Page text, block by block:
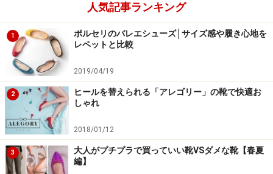
人気記事ランキング
1
ポルセリのバレエシューズ│サイズ感や履き心地を
レペットと比較
2019/04/19
2
ヒールを替えられる「アレゴリー」の靴で快適お
しゃれ
2018/01/12
3
大人がプチプラで買っていい靴VSダメな靴【春夏
編】